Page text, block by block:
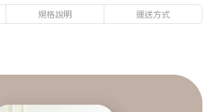
規格說明 運送方式